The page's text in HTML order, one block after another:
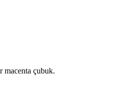
macenta çubuk.